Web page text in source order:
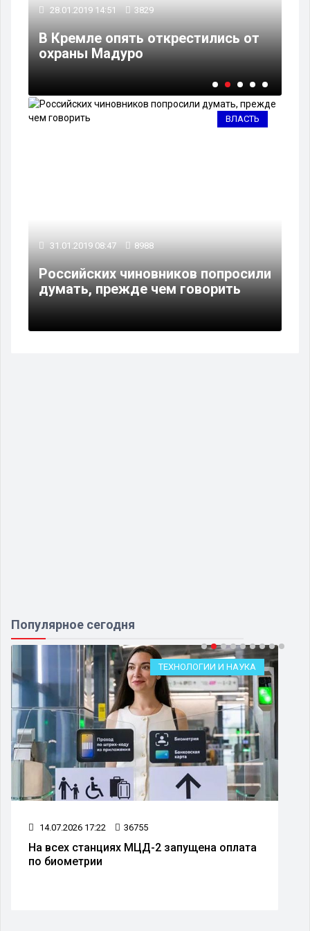
28.01.2019 14:51 3829
В Кремле опять открестились от
охраны Мадуро
ВЛАСТЬ
31.01.2019 08:47 8988
Российских чиновников попросили
думать, прежде чем говорить
Популярное сегодня
ТЕХНОЛОГИИ И НАУКА
14.07.2026 17:22 36755
На всех станциях МЦД-2 запущена оплата
по биометрии